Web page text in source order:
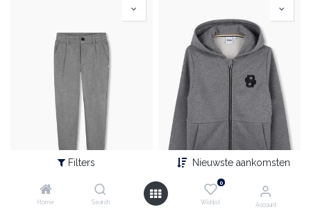
Filters Nieuwste aankomsten
Home Search
0
Wishlist Account